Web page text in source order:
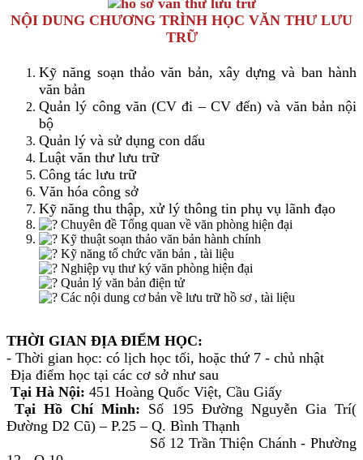
NỘI DUNG CHƯƠNG TRÌNH HỌC VĂN THƯ LƯU
TRỮ
Kỹ năng soạn thảo văn bản, xây dựng và ban hành
văn bản
Quản lý công văn (CV đi – CV đến) và văn bản nội
bộ
Quản lý và sử dụng con dấu
Luật văn thư lưu trữ
Công tác lưu trữ
Văn hóa công sở
Kỹ năng thu thập, xử lý thông tin phụ vụ lãnh đạo
Chuyên đề Tổng quan về văn phòng hiện đại
Kỹ thuật soạn thảo văn bản hành chính
Kỹ năng tổ chức văn bản , tài liệu
Nghiệp vụ thư ký văn phòng hiện đại
Quản lý văn bản điện tử
Các nội dung cơ bản về lưu trữ hồ sơ , tài liệu
THỜI GIAN ĐỊA ĐIỂM HỌC:
- Thời gian học: có lịch học tối, hoặc thứ 7 - chủ nhật
Địa điểm học tại các cơ sở như sau
Tại Hà Nội: 451 Hoàng Quốc Việt, Cầu Giấy
Tại Hồ Chí Minh: Số 195 Đường Nguyễn Gia Trí(
Đường D2 Cũ) – P.25 – Q. Bình Thạnh
Số 12 Trần Thiện Chánh - Phường